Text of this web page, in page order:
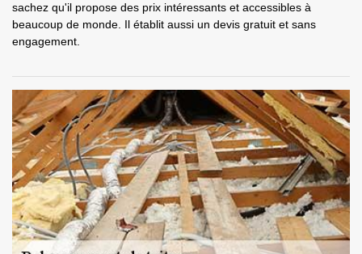
sachez qu'il propose des prix intéressants et accessibles à
beaucoup de monde. Il établit aussi un devis gratuit et sans
engagement.